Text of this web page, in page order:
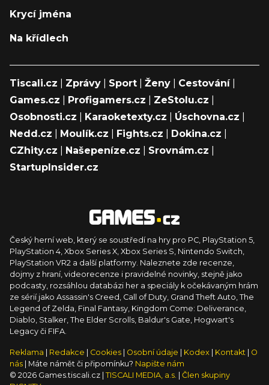
Krycí jména
Na křídlech
Tiscali.cz Zprávy Sport Ženy Cestování|
Games.cz
Profigamers.cz ZeStolu.cz
Osobnosti.cz
Karaoketexty.cz Úschovna.cz
Nedd.cz
Moulík.cz Fights.cz Dokina.cz
CZhity.cz
Našepeníze.cz Srovnám.cz
StartupInsider.cz
Český herní web, který se soustředí na hry pro PC, PlayStation 5,
PlayStation 4, Xbox Series X, Xbox Series S, Nintendo Switch,
PlayStation VR2 a další platformy. Naleznete zde recenze,
dojmy z hraní, videorecenze i pravidelné novinky, stejně jako
podcasty, rozsáhlou databázi her a speciály k očekávaným hrám
ze sérií jako Assassin's Creed, Call of Duty, Grand Theft Auto, The
Legend of Zelda, Final Fantasy, Kingdom Come: Deliverance,
Diablo, Stalker, The Elder Scrolls, Baldur's Gate, Hogwart's
Legacy či FIFA.
Reklama Redakce Cookies Osobní údaje Kodex Kontakt
O
nás
| Máte námět či připomínku? Napište nám
© 2026 Games.tiscali.cz | TISCALI MEDIA, a.s.
Člen skupiny